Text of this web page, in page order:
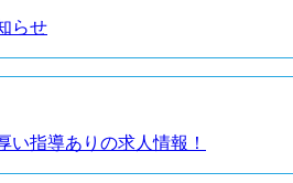
らせ
い指導ありの求人情報！